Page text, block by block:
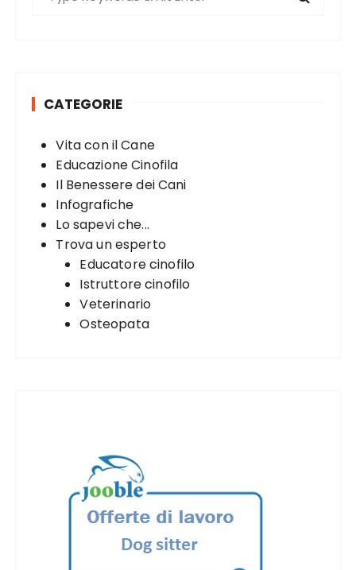
CATEGORIE
Vita con il Cane
Educazione Cinofila
Il Benessere dei Cani
Infografiche
Lo sapevi che...
Trova un esperto
Educatore cinofilo
Istruttore cinofilo
Veterinario
Osteopata